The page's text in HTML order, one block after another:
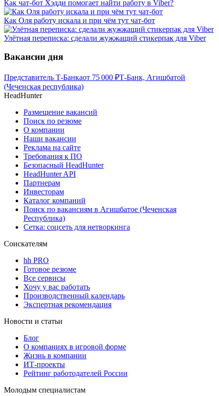
Как чат-бот Хэдди помогает найти работу в Viber?
Как Оля работу искала и при чём тут чат-бот
Улётная переписка: сделали жужжащий стикерпак для Viber
Вакансии дня
Представитель Т-Банкаот 75 000 ₽Т-Банк, Агишбатой
(Чеченская республика)
HeadHunter
Размещение вакансий
Поиск по резюме
О компании
Наши вакансии
Реклама на сайте
Требования к ПО
Безопасный HeadHunter
HeadHunter API
Партнерам
Инвесторам
Каталог компаний
Поиск по вакансиям в Агишбатое (Чеченская
Республика)
Сетка: соцсеть для нетворкинга
Соискателям
hh PRO
Готовое резюме
Все сервисы
Хочу у вас работать
Производственный календарь
Экспертная рекомендация
Новости и статьи
Блог
О компаниях в игровой форме
Жизнь в компании
ИТ-проекты
Рейтинг работодателей России
Молодым специалистам